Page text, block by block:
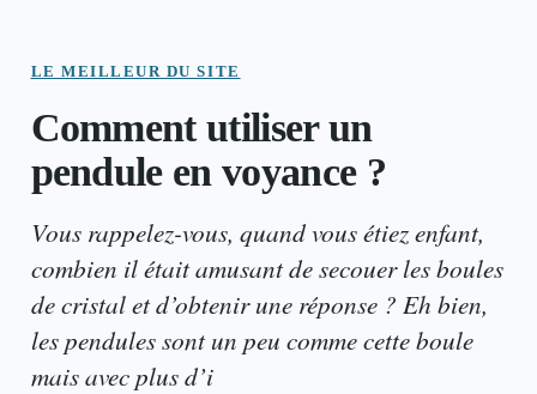
LE MEILLEUR DU SITE
Comment utiliser un
pendule en voyance ?
Vous rappelez-vous, quand vous étiez enfant,
combien il était amusant de secouer les boules
de cristal et d’obtenir une réponse ? Eh bien,
les pendules sont un peu comme cette boule
mais avec plus d’i